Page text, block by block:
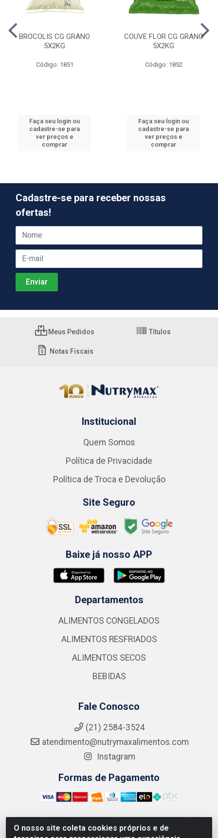
BROCOLIS CG GRANO
5X2KG
Código: 1851
Faça seu login ou
cadastre-se para
ver preços e
comprar
COUVE FLOR CG GRANO
5X2KG
Código: 1852
Faça seu login ou
cadastre-se para
ver preços e
comprar
O nosso site coleta cookies próprios e de
Cadastre-se para receber nossas
ofertas!
Meus Pedidos Títulos
Notas Fiscais
Institucional
Quem Somos
Política de Privacidade
Política de Troca e Devolução
Site Seguro
Baixe já nosso APP
Departamentos
ALIMENTOS CONGELADOS
ALIMENTOS RESFRIADOS
ALIMENTOS SECOS
BEBIDAS
Fale Conosco
(21) 2584-3524
atendimento@nutrymaxalimentos.com
Instagram
Formas de Pagamento
NUTRY MAX COMÉRCIO DE PRODUTOS ALIMENTICIOS